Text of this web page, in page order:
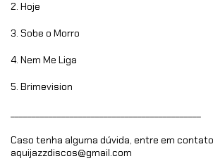
2. Hoje
3. Sobe o Morro
4. Nem Me Liga
5. Brimevision
Caso tenha alguma dúvida, entre em
aquijazzdiscos@gmail.com